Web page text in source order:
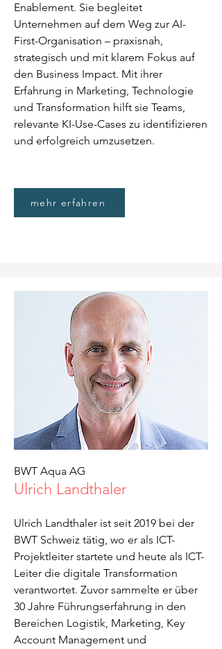
Enablement. Sie begleitet
Unternehmen auf dem Weg zur AI-
First-Organisation – praxisnah,
strategisch und mit klarem Fokus auf
den Business Impact. Mit ihrer
Erfahrung in Marketing, Technologie
und Transformation hilft sie Teams,
relevante KI-Use-Cases zu identifizieren
und erfolgreich umzusetzen.
mehr erfahren
BWT Aqua AG
Ulrich Landthaler
Ulrich Landthaler ist seit 2019 bei der
BWT Schweiz tätig, wo er als ICT-
Projektleiter startete und heute als ICT-
Leiter die digitale Transformation
verantwortet. Zuvor sammelte er über
30 Jahre Führungserfahrung in den
Bereichen Logistik, Marketing, Key
Account Management und